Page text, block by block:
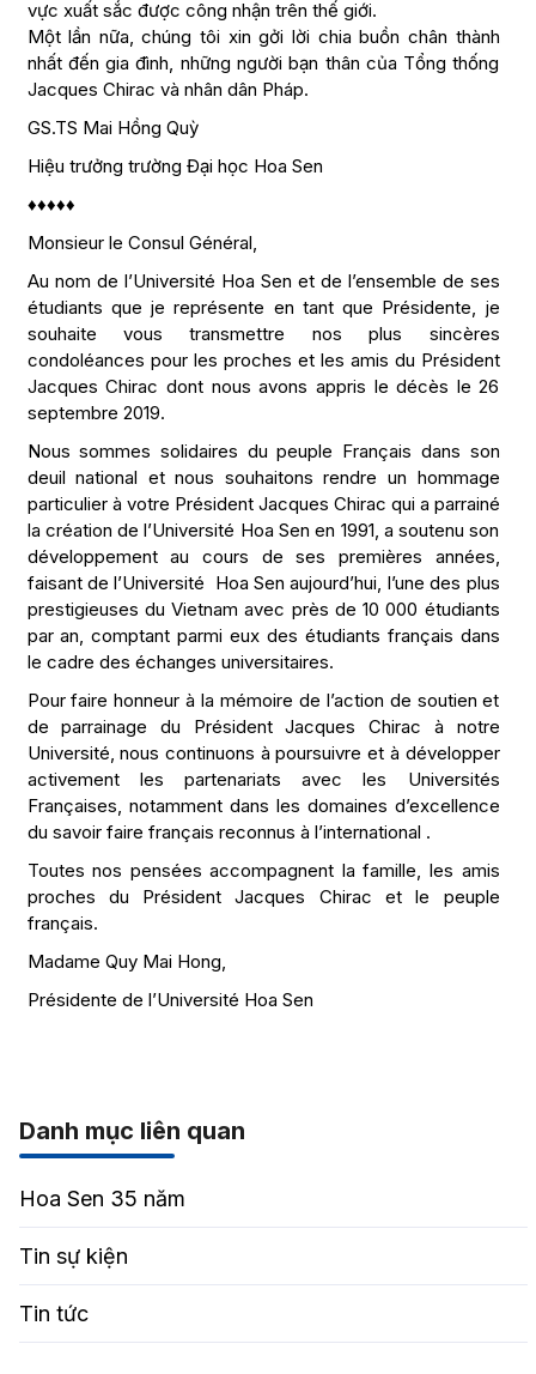
vực xuất sắc được công nhận trên thế giới.
Một lần nữa, chúng tôi xin gởi lời chia buồn chân thành
nhất đến gia đình, những người bạn thân của Tổng thống
Jacques Chirac và nhân dân Pháp.
GS.TS Mai Hồng Quỳ
Hiệu trưởng trường Đại học Hoa Sen
♦♦♦♦♦
Monsieur le Consul Général,
Au nom de l’Université Hoa Sen et de l’ensemble de ses
étudiants que je représente en tant que Présidente, je
souhaite vous transmettre nos plus sincères
condoléances pour les proches et les amis du Président
Jacques Chirac dont nous avons appris le décès le 26
septembre 2019.
Nous sommes solidaires du peuple Français dans son
deuil national et nous souhaitons rendre un hommage
particulier à votre Président Jacques Chirac qui a parrainé
la création de l’Université Hoa Sen en 1991, a soutenu son
développement au cours de ses premières années,
faisant de l’Université Hoa Sen aujourd’hui, l’une des plus
prestigieuses du Vietnam avec près de 10 000 étudiants
par an, comptant parmi eux des étudiants français dans
le cadre des échanges universitaires.
Pour faire honneur à la mémoire de l’action de soutien et
de parrainage du Président Jacques Chirac à notre
Université, nous continuons à poursuivre et à développer
activement les partenariats avec les Universités
Françaises, notamment dans les domaines d’excellence
du savoir faire français reconnus à l’international .
Toutes nos pensées accompagnent la famille, les amis
proches du Président Jacques Chirac et le peuple
français.
Madame Quy Mai Hong,
Présidente de l’Université Hoa Sen
Danh mục liên quan
Hoa Sen 35 năm
Tin sự kiện
Tin tức